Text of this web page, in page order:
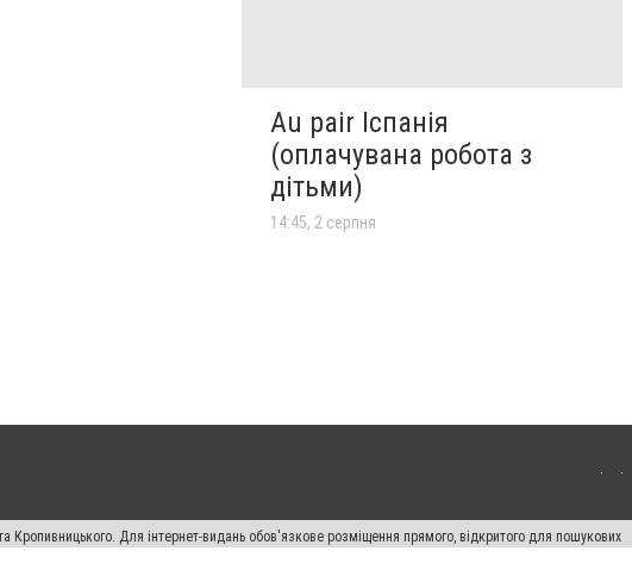
Au pair Іспанія
(оплачувана робота з
дітьми)
14:45, 2 серпня
Кропивницького. Для інтернет-видань обов'язкове розміщення прямого, відкритого для пошукових